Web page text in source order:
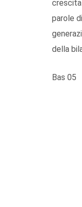
crescita
parole
della
Bas 05